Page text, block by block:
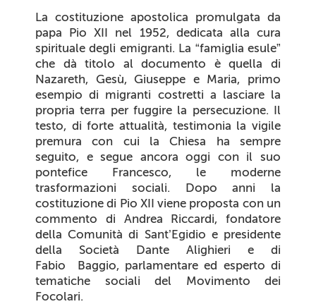
La costituzione apostolica promulgata da
papa Pio XII nel 1952, dedicata alla cura
spirituale degli emigranti. La “famiglia esule”
che dà titolo al documento è quella di
Nazareth, Gesù, Giuseppe e Maria, primo
esempio di migranti costretti a lasciare la
propria terra per fuggire la persecuzione. Il
testo, di forte attualità, testimonia la vigile
premura con cui la Chiesa ha sempre
seguito, e segue ancora oggi con il suo
pontefice Francesco, le moderne
trasformazioni sociali. Dopo anni la
costituzione di Pio XII viene proposta con un
commento di Andrea Riccardi, fondatore
della Comunità di Sant’Egidio e presidente
della Società Dante Alighieri e di
Fabio Baggio, parlamentare ed esperto di
tematiche sociali del Movimento dei
Focolari.